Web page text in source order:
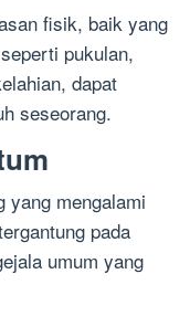
fisik, baik yang
pukulan,
dapat
seseorang.
yang mengalami
pada
umum yang